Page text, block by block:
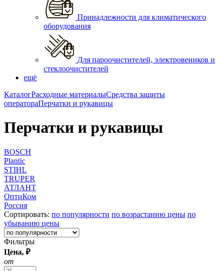
Принадлежности для климатического
оборудования
Для пароочистителей, электровеников и
стеклоочистителей
ещё
КаталогРасходные материалыСредства защиты
оператораПерчатки и рукавицы
Перчатки и рукавицы
BOSCH
Plantic
STIHL
TRUPER
АТЛАНТ
ОптиКом
Россия
Сортировать: по популярности по возрастанию цены по
убыванию цены
Фильтры
Цена, ₽
от